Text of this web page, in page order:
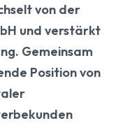
von der
und verstärkt
Gemeinsam
Position von